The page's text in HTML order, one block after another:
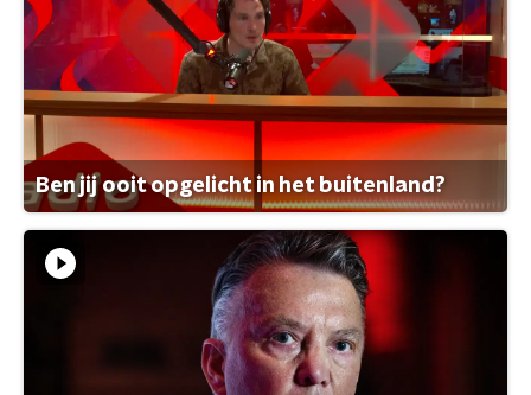
Ben jij ooit opgelicht in het buitenland?